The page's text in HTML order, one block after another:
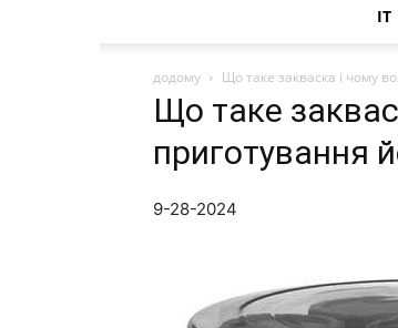
IT
додому Що таке закваска і чому
Що таке
приготування
9-28-2024